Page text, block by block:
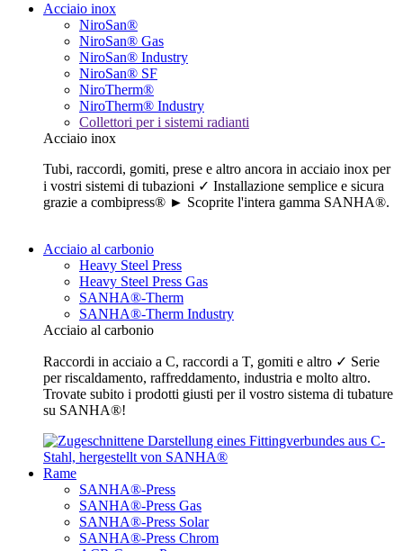
Acciaio inox
NiroSan®
NiroSan® Gas
NiroSan® Industry
NiroSan® SF
NiroTherm®
NiroTherm® Industry
Collettori per i sistemi radianti
Acciaio inox
Tubi, raccordi, gomiti, prese e altro ancora in acciaio inox per
i vostri sistemi di tubazioni ✓ Installazione semplice e sicura
grazie a combipress® ► Scoprite l'intera gamma SANHA®.
Acciaio al carbonio
Heavy Steel Press
Heavy Steel Press Gas
SANHA®-Therm
SANHA®-Therm Industry
Acciaio al carbonio
Raccordi in acciaio a C, raccordi a T, gomiti e altro ✓ Serie
per riscaldamento, raffreddamento, industria e molto altro.
Trovate subito i prodotti giusti per il vostro sistema di tubature
su SANHA®!
Rame
SANHA®-Press
SANHA®-Press Gas
SANHA®-Press Solar
SANHA®-Press Chrom